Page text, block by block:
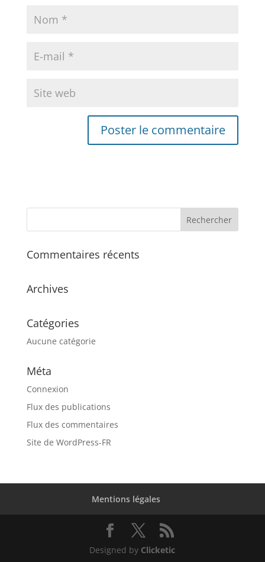
Commentaires récents
Archives
Catégories
Aucune catégorie
Méta
Connexion
Flux des publications
Flux des commentaires
Site de WordPress-FR
Mentions légales
Designed by Clicketic